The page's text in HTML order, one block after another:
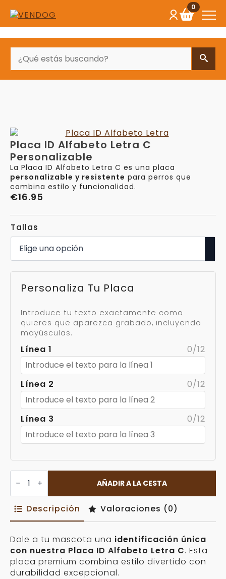
0
Placa ID Alfabeto Letra C
Personalizable
La Placa ID Alfabeto Letra C es una placa
personalizable y resistente para perros que
combina estilo y funcionalidad.
€16.95
Tallas
Personaliza Tu Placa
Introduce tu texto exactamente como
quieres que aparezca grabado, incluyendo
mayúsculas.
Línea 1 0/12
Línea 2 0/12
Línea 3 0/12
Placa
ID
Alfabeto
Letra
C
Personalizable
cantidad
AÑADIR A LA CESTA
Descripción Valoraciones (0)
Dale a tu mascota una identificación única
con nuestra Placa ID Alfabeto Letra C. Esta
placa premium combina estilo divertido con
durabilidad excepcional.